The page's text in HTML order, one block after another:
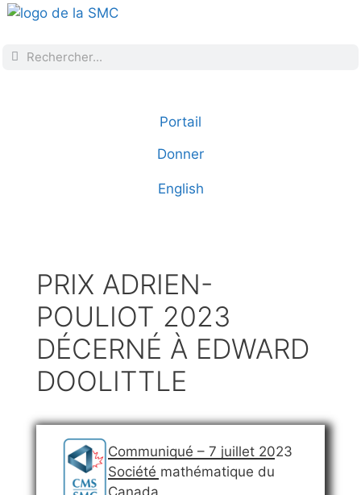
Portail
Donner
English
PRIX ADRIEN-
POULIOT 2023
DÉCERNÉ À EDWARD
DOOLITTLE
Communiqué – 7 juillet 2023
Société mathématique du